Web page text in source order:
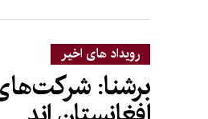
رویداد های اخیر
برشنا: